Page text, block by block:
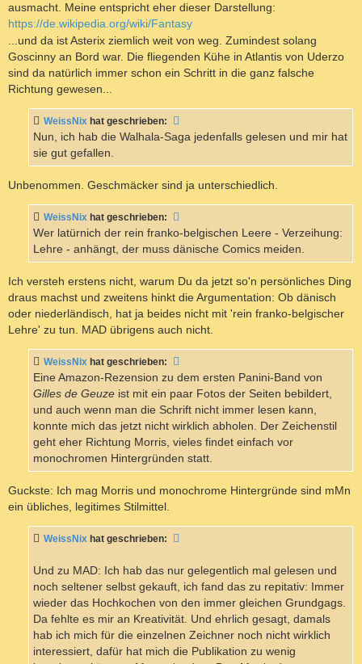
ausmacht. Meine entspricht eher dieser Darstellung:
https://de.wikipedia.org/wiki/Fantasy
...und da ist Asterix ziemlich weit von weg. Zumindest solang
Goscinny an Bord war. Die fliegenden Kühe in Atlantis von Uderzo
sind da natürlich immer schon ein Schritt in die ganz falsche
Richtung gewesen...
WeissNix hat geschrieben:
Nun, ich hab die Walhala-Saga jedenfalls gelesen und mir hat
sie gut gefallen.
Unbenommen. Geschmäcker sind ja unterschiedlich.
WeissNix hat geschrieben:
Wer latürnich der rein franko-belgischen Leere - Verzeihung:
Lehre - anhängt, der muss dänische Comics meiden.
Ich versteh erstens nicht, warum Du da jetzt so'n persönliches Ding
draus machst und zweitens hinkt die Argumentation: Ob dänisch
oder niederländisch, hat ja beides nicht mit 'rein franko-belgischer
Lehre' zu tun. MAD übrigens auch nicht.
WeissNix hat geschrieben:
Eine Amazon-Rezension zu dem ersten Panini-Band von
Gilles de Geuze ist mit ein paar Fotos der Seiten bebildert,
und auch wenn man die Schrift nicht immer lesen kann,
konnte mich das jetzt nicht wirklich abholen. Der Zeichenstil
geht eher Richtung Morris, vieles findet einfach vor
monochromen Hintergründen statt.
Guckste: Ich mag Morris und monochrome Hintergründe sind mMn
ein übliches, legitimes Stilmittel.
WeissNix hat geschrieben:
Und zu MAD: Ich hab das nur gelegentlich mal gelesen und
noch seltener selbst gekauft, ich fand das zu repitativ: Immer
wieder das Hochkochen von den immer gleichen Grundgags.
Da fehlte es mir an Kreativität. Und ehrlich gesagt, damals
hab ich mich für die einzelnen Zeichner noch nicht wirklich
interessiert, dafür hat mich die Publikation zu wenig